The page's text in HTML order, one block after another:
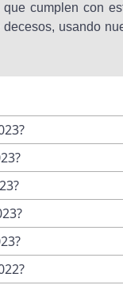
cumplen con
usando